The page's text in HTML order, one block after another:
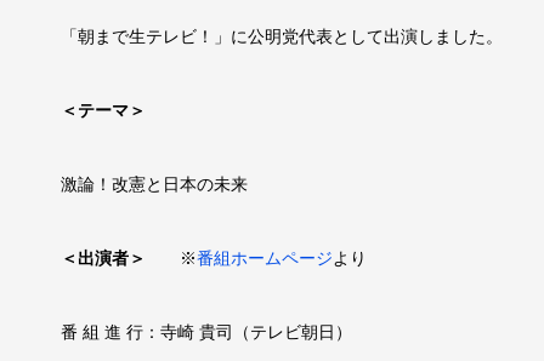
「朝まで生テレビ！」に公明党代表として出演しました。
＜テーマ＞
激論！改憲と日本の未来
＜出演者＞ ※番組ホームページより
番 組 進 行：寺崎 貴司（テレビ朝日）